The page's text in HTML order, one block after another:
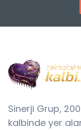
Sinerji Grup,
kalbinde yer